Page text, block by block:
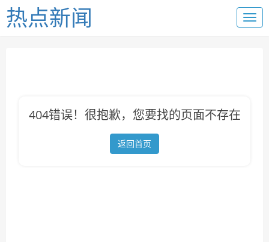
热点新闻
404错误！很抱歉，您要找的页面不存在
返回首页